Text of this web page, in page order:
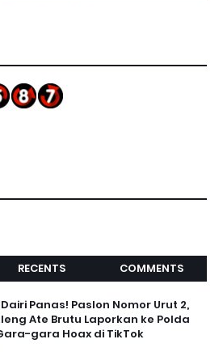
RECENTS COMMENTS
Panas! Paslon Nomor Urut 2,
Ate Brutu Laporkan ke Polda
gara Hoax di TikTok